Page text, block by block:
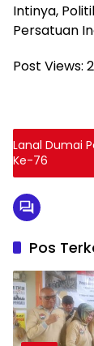
Intinya,
Persatuan
Post Views:
Lanal Dumai
Ke-76
Pos